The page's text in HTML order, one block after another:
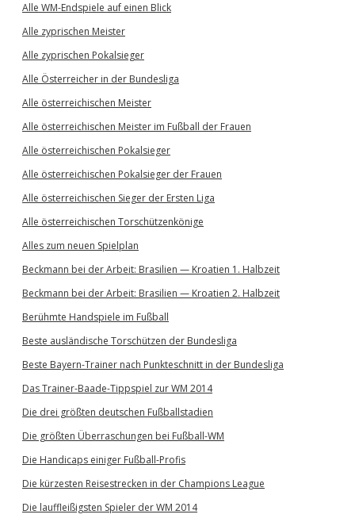
Alle WM-Endspiele auf einen Blick
Alle zyprischen Meister
Alle zyprischen Pokalsieger
Alle Österreicher in der Bundesliga
Alle österreichischen Meister
Alle österreichischen Meister im Fußball der Frauen
Alle österreichischen Pokalsieger
Alle österreichischen Pokalsieger der Frauen
Alle österreichischen Sieger der Ersten Liga
Alle österreichischen Torschützenkönige
Alles zum neuen Spielplan
Beckmann bei der Arbeit: Brasilien — Kroatien 1. Halbzeit
Beckmann bei der Arbeit: Brasilien — Kroatien 2. Halbzeit
Berühmte Handspiele im Fußball
Beste ausländische Torschützen der Bundesliga
Beste Bayern-Trainer nach Punkteschnitt in der Bundesliga
Das Trainer-Baade-Tippspiel zur WM 2014
Die drei größten deutschen Fußballstadien
Die größten Überraschungen bei Fußball-WM
Die Handicaps einiger Fußball-Profis
Die kürzesten Reisestrecken in der Champions League
Die lauffleißigsten Spieler der WM 2014